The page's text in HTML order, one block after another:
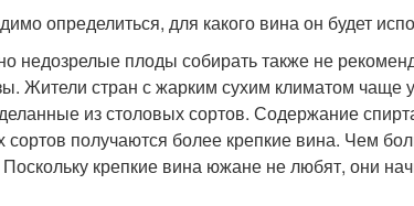
определиться, для какого вина он будет
недозрелые плоды собирать также не
Жители стран с жарким сухим климатом чаще
из столовых сортов. Содержание
сортов получаются более крепкие вина. Чем
крепкие вина южане не любят, они